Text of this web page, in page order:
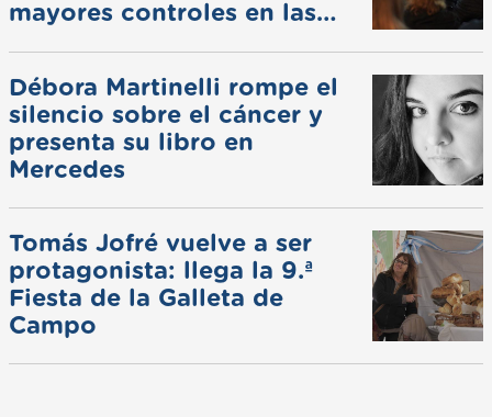
mayores controles en las
Débora Martinelli rompe el
silencio sobre el cáncer y
presenta su libro en
Mercedes
Tomás Jofré vuelve a ser
protagonista: llega la 9.ª
Fiesta de la Galleta de
Campo